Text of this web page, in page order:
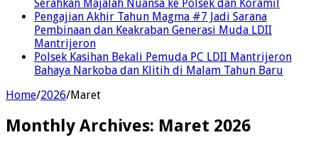
Serahkan Majalah Nuansa ke Polsek dan Koramil
Pengajian Akhir Tahun Magma #7 Jadi Sarana
Pembinaan dan Keakraban Generasi Muda LDII
Mantrijeron
Polsek Kasihan Bekali Pemuda PC LDII Mantrijeron
Bahaya Narkoba dan Klitih di Malam Tahun Baru
Home/2026/Maret
Monthly Archives: Maret 2026